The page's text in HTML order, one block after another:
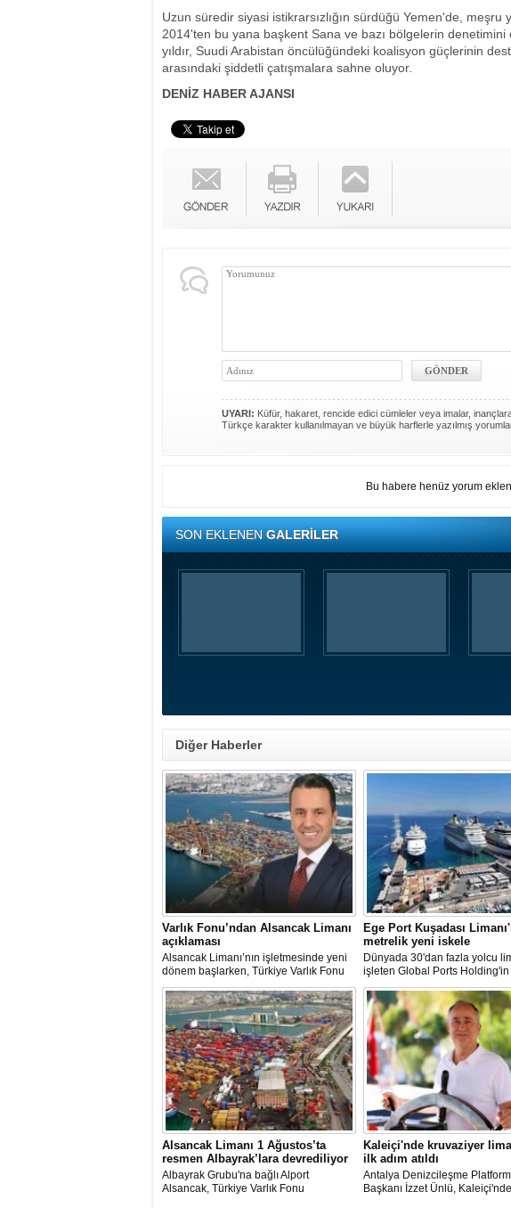
Uzun süredir siyasi istikrarsızlığın sürdüğü Yemen'de,
2014'ten bu yana başkent Sana ve bazı bölgelerin
yıldır, Suudi Arabistan öncülüğündeki koalisyon güçlerinin
arasındaki şiddetli çatışmalara sahne oluyor.
DENİZ HABER AJANSI
UYARI: Küfür, hakaret, rencide edici cümleler veya imalar, inançlara
Türkçe karakter kullanılmayan ve büyük harflerle yazılmış
Bu habere henüz yorum
SON EKLENENGALERİLER
Diğer Haberler
Varlık Fonu’ndan Alsancak Limanı
açıklaması
Alsancak Limanı’nın işletmesinde yeni
dönem başlarken, Türkiye Varlık Fonu
Yatırımlardan Sorumlu Genel Müdür
Yardımcısı Aziz Murat Uluğ, limanda
satış ya da imtiyaz devri yapılmadığını
belirterek, “Yük limanı operasyonlarını
yerli ve milli Alport’a teslim ettik”
açıklamasında bulundu.
Ege Port Kuşadası
metrelik yeni iskele
Dünyada 30'dan fazla yolcu
işleten Global Ports
ve Yönetim Kurulu Başkanı
Kutman'ın sahibi olduğu Ege
Kuşadası, yeni bir yatırım
hazırlanıyor.
Alsancak Limanı 1 Ağustos’ta
resmen Albayrak’lara devrediliyor
Albayrak Grubu'na bağlı Alport
Alsancak, Türkiye Varlık Fonu
Kaleiçi'nde kruvaziyer
ilk adım atıldı
Antalya Denizcileşme
Başkanı İzzet Ünlü, Kaleiçi'nde